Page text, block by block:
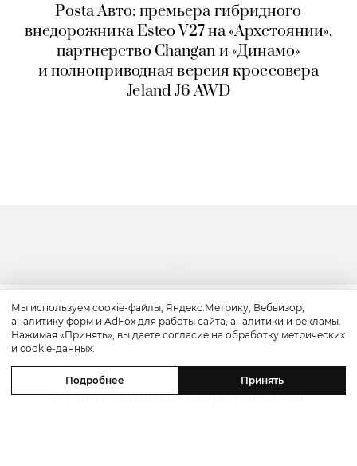
Posta Авто: премьера гибридного
внедорожника Esteo V27 на «Архстоянии»,
партнерство Changan и «Динамо»
и полноприводная версия кроссовера
Jeland J6 AWD
Культура
«Прайм-тайм»: трейлер драмы
о скандальном американском
Мы используем cookie-файлы, Яндекс.Метрику, Вебвизор,
аналитику форм и AdFox для работы сайта, аналитики и рекламы.
Нажимая «Принять», вы даете согласие на обработку метрических
и cookie-данных.
Подробнее Принять